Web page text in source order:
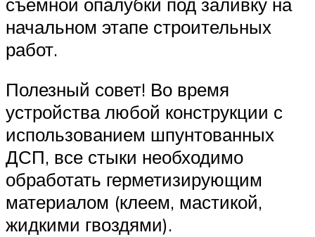
начальном этапе строительных
работ.
Полезный совет! Во время
устройства любой конструкции с
использованием шпунтованных
ДСП, все стыки необходимо
обработать герметизирующим
материалом (клеем, мастикой,
жидкими гвоздями).